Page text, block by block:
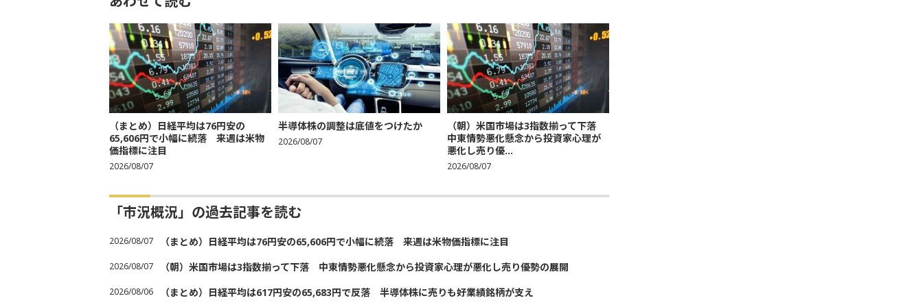
（まとめ）日経平均は76円安の
65,606円で小幅に続落 来週は米物
価指標に注目
2026/08/07
半導体株の調整は底値をつけたか
2026/08/07
（朝）米国市場は3指数揃って下落
中東情勢悪化懸念から投資家心理が
悪化し売り優...
2026/08/07
「市況概況」の過去記事を読む
2026/08/07 （まとめ）日経平均は76円安の65,606円で小幅に続落 来週は米物価指標に注目
2026/08/07 （朝）米国市場は3指数揃って下落 中東情勢悪化懸念から投資家心理が悪化し売り優勢の展開
2026/08/06 （まとめ）日経平均は617円安の65,683円で反落 半導体株に売りも好業績銘柄が支え